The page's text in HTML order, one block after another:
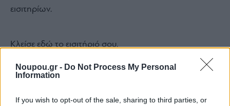
Noupou.gr - Do Not Process My Personal
Information
If you wish to opt-out of the sale, sharing to third parties, or
εισιτηρίων.
Κλείσεεδώτο εισιτήριό σου.